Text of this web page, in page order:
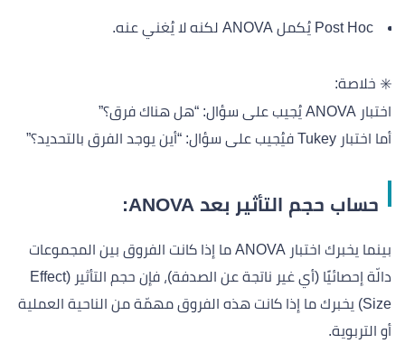
Post Hoc يُكمل ANOVA لكنه لا يُغني عنه.
✳️ خلاصة:
اختبار ANOVA يُجيب على سؤال: “هل هناك فرق؟”
أما اختبار Tukey فيُجيب على سؤال: “أين يوجد الفرق بالتحديد؟”
حساب حجم التأثير بعد ANOVA:
بينما يخبرك اختبار ANOVA ما إذا كانت الفروق بين المجموعات
دالّة إحصائيًا (أي غير ناتجة عن الصدفة)، فإن حجم التأثير (Effect
Size) يخبرك ما إذا كانت هذه الفروق مهمّة من الناحية العملية
أو التربوية.